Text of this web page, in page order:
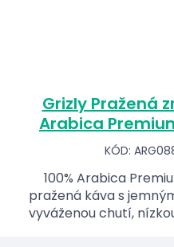
Grizly Pražená
Arabica
KÓD:
100% Arabica
pražená káva s
vyváženou chutí,